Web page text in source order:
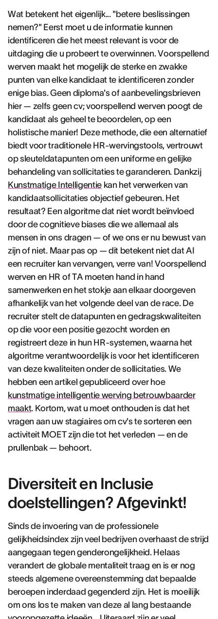
Wat betekent het eigenlijk... "betere beslissingen
nemen?" Eerst moet u de informatie kunnen
identificeren die het meest relevant is voor de
uitdaging die u probeert te overwinnen. Voorspellend
werven maakt het mogelijk de sterke en zwakke
punten van elke kandidaat te identificeren zonder
enige bias. Geen diploma's of aanbevelingsbrieven
hier — zelfs geen cv; voorspellend werven poogt de
kandidaat als geheel te beoordelen, op een
holistische manier! Deze methode, die een alternatief
biedt voor traditionele HR-wervingstools, vertrouwt
op sleuteldatapunten om een uniforme en gelijke
behandeling van sollicitaties te garanderen. Dankzij
Kunstmatige Intelligentie kan het verwerken van
kandidaatsollicitaties objectief gebeuren. Het
resultaat? Een algoritme dat niet wordt beïnvloed
door de cognitieve biases die we allemaal als
mensen in ons dragen — of we ons er nu bewust van
zijn of niet. Maar pas op — dit betekent niet dat AI
een recruiter kan vervangen, verre van! Voorspellend
werven en HR of TA moeten hand in hand
samenwerken en het stokje aan elkaar doorgeven
afhankelijk van het volgende deel van de race. De
recruiter stelt de datapunten en gedragskwaliteiten
op die voor een positie gezocht worden en
registreert deze in hun HR-systemen, waarna het
algoritme verantwoordelijk is voor het identificeren
van deze kwaliteiten onder de sollicitaties. We
hebben een artikel gepubliceerd over hoe
kunstmatige intelligentie werving betrouwbaarder
maakt. Kortom, wat u moet onthouden is dat het
vragen aan uw stagiaires om cv's te sorteren een
activiteit MOET zijn die tot het verleden — en de
prullenbak — behoort.
Diversiteit en Inclusie
doelstellingen? Afgevinkt!
Sinds de invoering van de professionele
gelijkheidsindex zijn veel bedrijven overhaast de strijd
aangegaan tegen genderongelijkheid. Helaas
verandert de globale mentaliteit traag en is er nog
steeds algemene overeenstemming dat bepaalde
beroepen inderdaad gegenderd zijn. Het is moeilijk
om ons los te maken van deze al lang bestaande